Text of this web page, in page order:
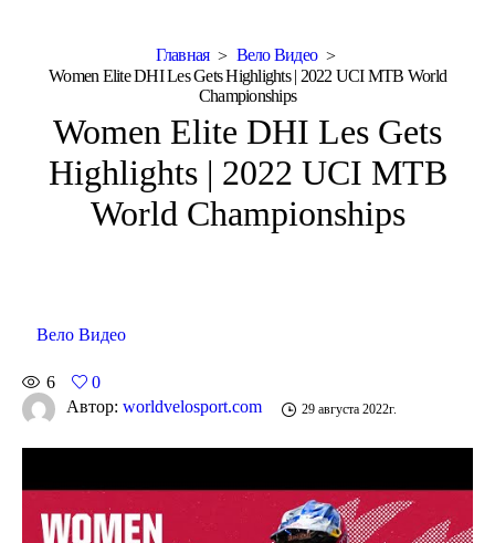
Главная
Вело Видео
Women Elite DHI Les Gets Highlights | 2022 UCI MTB World
Championships
Women Elite DHI Les Gets
Highlights | 2022 UCI MTB
World Championships
Вело Видео
6
0
Автор: worldvelosport.com 29 августа 2022г.